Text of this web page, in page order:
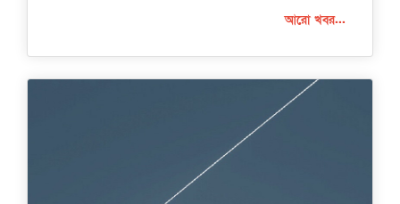
আরো খবর...